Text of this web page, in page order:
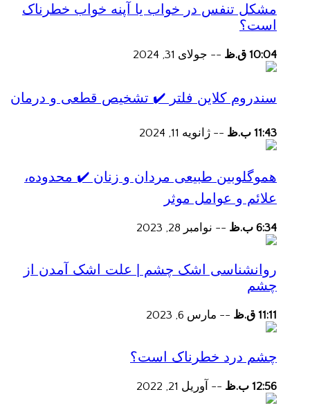
مشکل تنفس در خواب یا آپنه خواب خطرناک
است؟
10:04 ق.ظ -- جولای 31, 2024
سندروم کلاین فلتر ✔️ تشخیص قطعی و درمان
11:43 ب.ظ -- ژانویه 11, 2024
هموگلوبین طبیعی مردان و زنان ✔️ محدوده،
علائم و عوامل موثر
6:34 ب.ظ -- نوامبر 28, 2023
روانشناسی اشک چشم | علت اشک آمدن از
چشم
11:11 ق.ظ -- مارس 6, 2023
چشم درد خطرناک است؟
12:56 ب.ظ -- آوریل 21, 2022